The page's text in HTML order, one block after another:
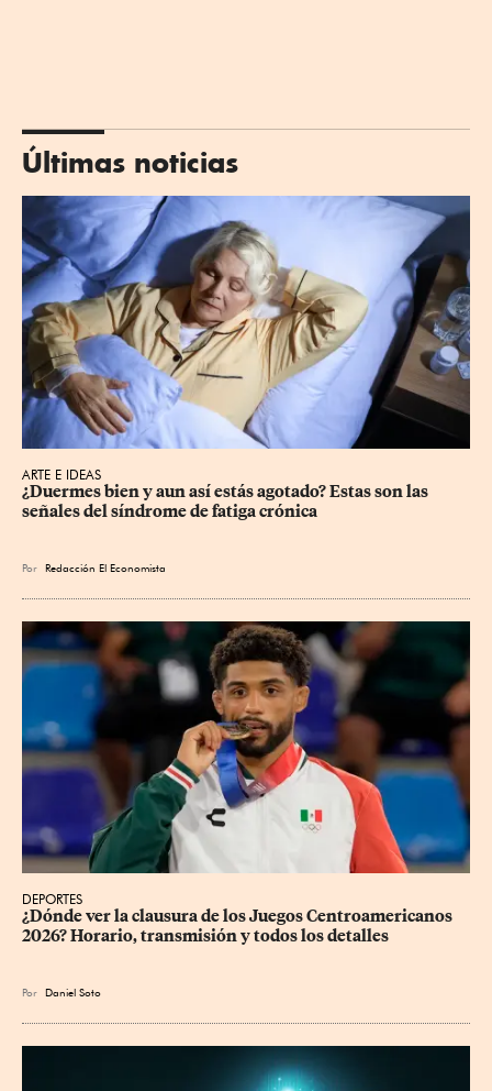
Últimas noticias
ARTE E IDEAS
¿Duermes bien y aun así estás agotado? Estas son las
señales del síndrome de fatiga crónica
Por Redacción El Economista
DEPORTES
¿Dónde ver la clausura de los Juegos Centroamericanos
2026? Horario, transmisión y todos los detalles
Por Daniel Soto